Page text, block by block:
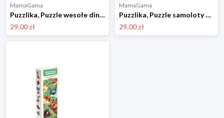
MamaGama
Puzzlika, Puzzle wesołe dinozaury 8w1
29.00 zł
MamaGama
Puzzlika, Puzzle samoloty 8w1
29.00 zł